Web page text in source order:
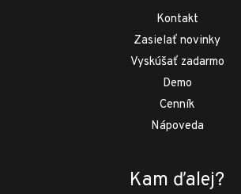
Kontakt
Zasielať novinky
Vyskúšať zadarmo
Demo
Cenník
Nápoveda
Kam ďalej?